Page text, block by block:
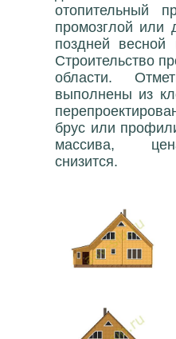
отопительный
промозглой или
поздней
Строительство
области.
выполнены из
брус или
массива,
снизится.